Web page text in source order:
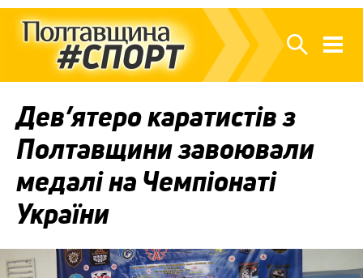
Дев’ятеро каратистів з
Полтавщини завоювали
медалі на Чемпіонаті
України